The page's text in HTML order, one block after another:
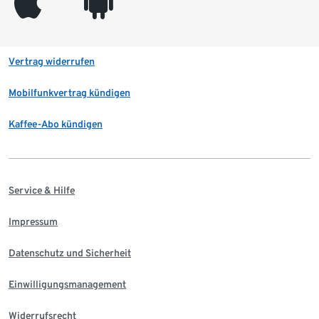
Vertrag widerrufen
Mobilfunkvertrag kündigen
Kaffee-Abo kündigen
Service & Hilfe
Impressum
Datenschutz und Sicherheit
Einwilligungsmanagement
Widerrufsrecht